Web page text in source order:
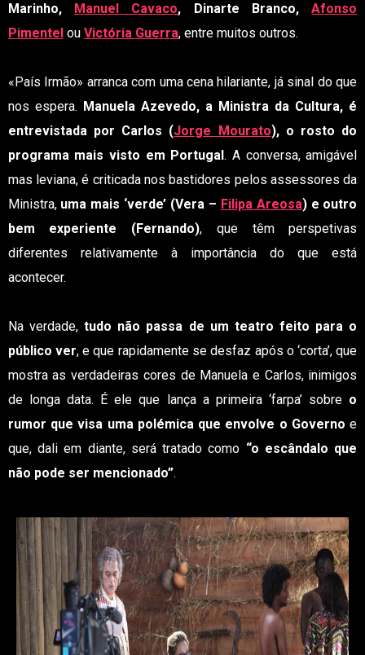
Marinho, Manuel Cavaco, Dinarte Branco,Afonso
Pimentelou Victória Guerra, entre muitos outros.
«País Irmão» arranca com uma cena hilariante, já sinal do que
nos espera. Manuela Azevedo, a Ministra da Cultura, é
entrevistada por Carlos (Jorge Mourato), o rosto do
programa mais visto em Portugal. A conversa, amigável
mas leviana, é criticada nos bastidores pelos assessores da
Ministra, uma mais ‘verde’ (Vera – Filipa Areosa) e outro
bem experiente (Fernando), que têm perspetivas
diferentes relativamente à importância do que está
acontecer.
Na verdade, tudo não passa de um teatro feito para o
público ver, e que rapidamente se desfaz após o ‘corta’, que
mostra as verdadeiras cores de Manuela e Carlos, inimigos
de longa data. É ele que lança a primeira ‘farpa’ sobre o
rumor que visa uma polémica que envolve o Governo e
que, dali em diante, será tratado como “o escândalo que
não pode ser mencionado”.